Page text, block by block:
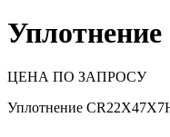
ЦЕНА ПО ЗАПРОСУ
Уплотнение